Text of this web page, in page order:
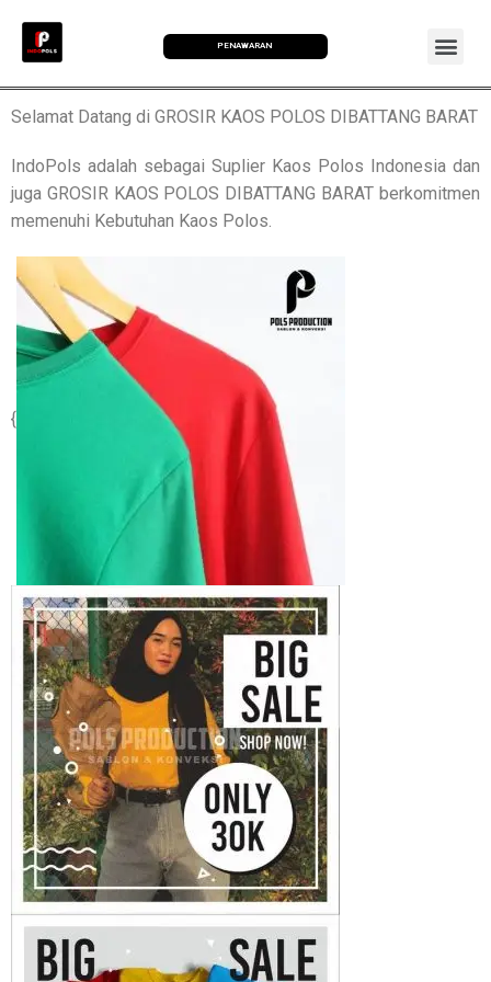
PENAWARAN
Selamat Datang di GROSIR KAOS POLOS DIBATTANG BARAT
IndoPols adalah sebagai Suplier Kaos Polos Indonesia dan
juga GROSIR KAOS POLOS DIBATTANG BARAT berkomitmen
memenuhi Kebutuhan Kaos Polos.
{